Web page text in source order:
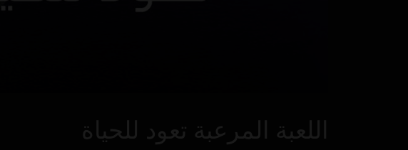
اللعبة المرعبة تعود للحياة